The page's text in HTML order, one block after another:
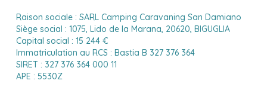
Raison sociale : SARL Camping Caravaning San Damiano
Siège social : 1075, Lido de la Marana, 20620, BIGUGLIA
Capital social : 15 244 €
Immatriculation au RCS : Bastia B 327 376 364
SIRET : 327 376 364 000 11
APE : 5530Z